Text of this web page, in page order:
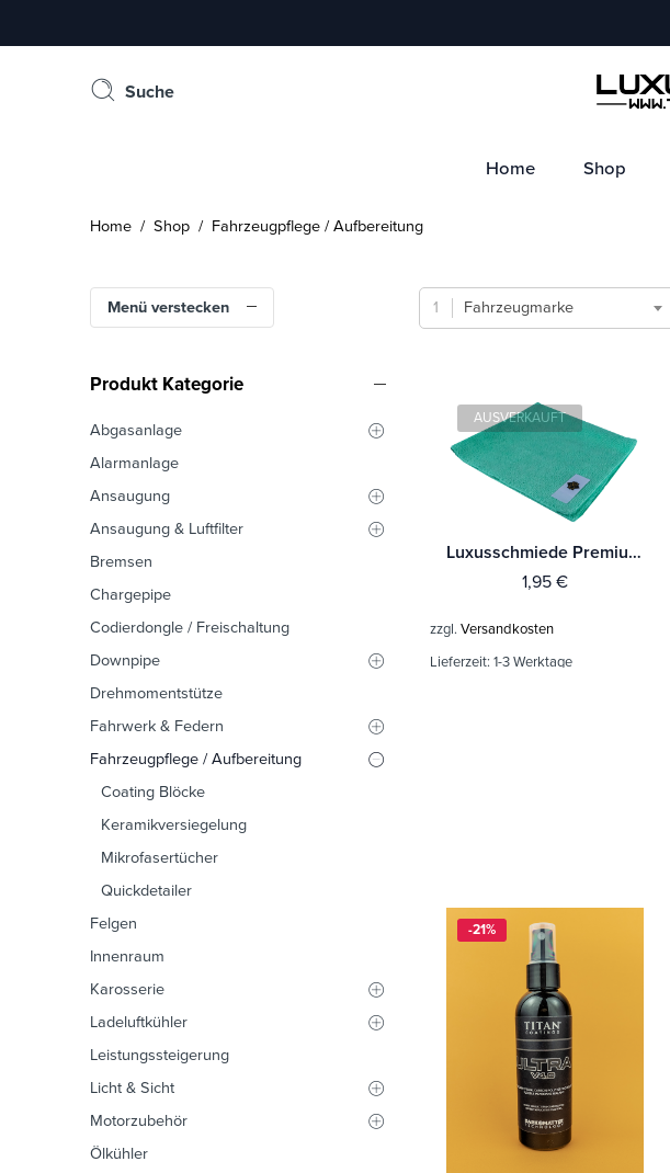
Suche
Home Shop
Home / Shop / Fahrzeugpflege / Aufbereitung
Menü verstecken Fahrzeugmarke
AUSVERKAUFT
Luxusschmiede Premium-Kettengewirke, kantenloses Microfasertuch
1,95 €
zzgl. Versandkosten
Lieferzeit: 1-3 Werktage
-21%
Produkt Kategorie
Abgasanlage
Alarmanlage
Ansaugung
Ansaugung & Luftfilter
Bremsen
Chargepipe
Codierdongle / Freischaltung
Downpipe
Drehmomentstütze
Fahrwerk & Federn
Fahrzeugpflege / Aufbereitung
Coating Blöcke
Keramikversiegelung
Mikrofasertücher
Quickdetailer
Felgen
Innenraum
Karosserie
Ladeluftkühler
Leistungssteigerung
Licht & Sicht
Motorzubehör
Ölkühler